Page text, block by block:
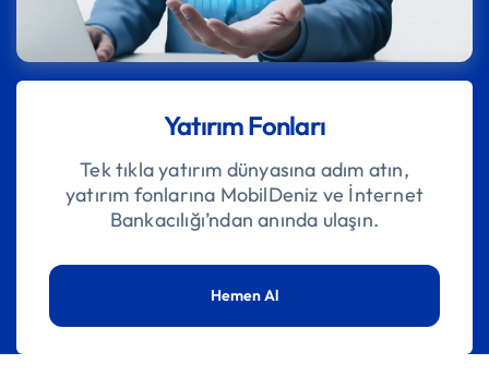
Yatırım Fonları
Tek tıkla yatırım dünyasına adım atın,
yatırım fonlarına MobilDeniz ve İnternet
Bankacılığı’ndan anında ulaşın.
Hemen Al